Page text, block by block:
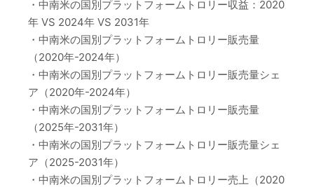
・中南米の国別プラットフォームトロリー収益：2020
年 VS 2024年 VS 2031年
・中南米の国別プラットフォームトロリー販売量
（2020年-2024年）
・中南米の国別プラットフォームトロリー販売量シェ
ア（2020年-2024年）
・中南米の国別プラットフォームトロリー販売量
（2025年-2031年）
・中南米の国別プラットフォームトロリー販売量シェ
ア（2025-2031年）
・中南米の国別プラットフォームトロリー売上（2020